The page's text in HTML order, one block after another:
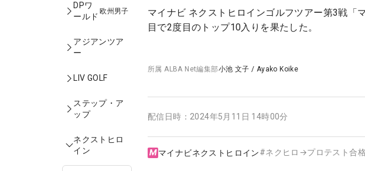
DPワ
ールド
欧州男子
アジアンツア
ー
LIV GOLF
ステップ・ア
ップ
ネクストヒロ
イン
マイナビ ネクストヒロインゴルフツアー第3戦「
目で2度目のトップ10入りを果たした。
所属ALBA Net編集部小池 文子 / Ayako Koike
配信日時： 2024年5月11日 14時00分
マイナビネクストヒロイン#ネクヒロ→プロテスト合